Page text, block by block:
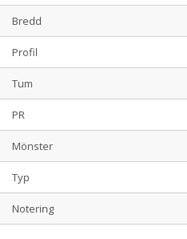
Bredd
Profil
Tum
PR
Mönster
Typ
Notering